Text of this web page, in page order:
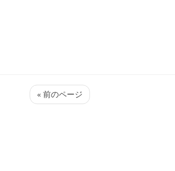
« 前のページ